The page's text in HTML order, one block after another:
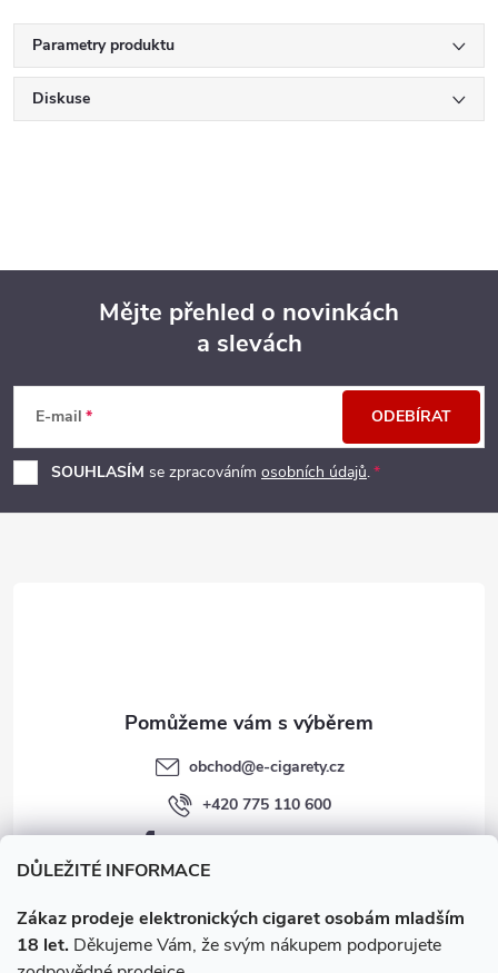
DŮLEŽITÉ INFORMACE
Zákaz prodeje elektronických cigaret osobám mladším
18 let. Děkujeme Vám, že svým nákupem podporujete
Parametry produktu
Diskuse
p
a
Mějte přehled o novinkách
a slevách
E-mail
SOUHLASÍM se zpracováním osobních údajů.
ODEBÍRAT
obchod@e-cigarety.cz
+420 775 110 600
facebook.com/e-cigarety.cz